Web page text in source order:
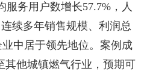
服务用户数增长57.7%，人
续多年销售规模、利润总
中居于领先地位。案例成
其他城镇燃气行业，预期可